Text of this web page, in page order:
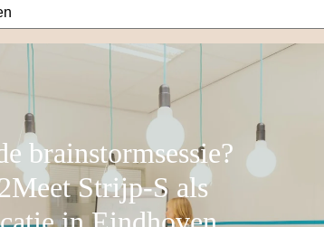
brainstormsessie?
Strijp-S als